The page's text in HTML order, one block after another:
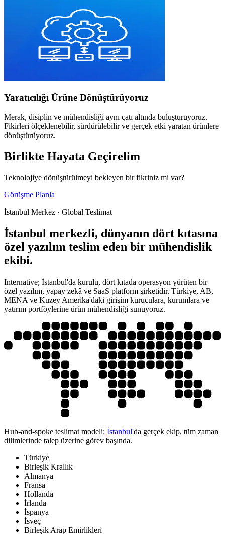
Yaratıcılığı Ürüne Dönüştürüyoruz
Merak, disiplin ve mühendisliği aynı çatı altında buluşturuyoruz.
Fikirleri ölçeklenebilir, sürdürülebilir ve gerçek etki yaratan ürünlere
dönüştürüyoruz.
Birlikte Hayata Geçirelim
Teknolojiye dönüştürülmeyi bekleyen bir fikriniz mi var?
Görüşme Planla
İstanbul Merkez · Global Teslimat
İstanbul merkezli, dünyanın dört kıtasına
özel yazılım teslim eden bir mühendislik
ekibi.
Internative; İstanbul'da kurulu, dört kıtada operasyon yürüten bir
özel yazılım, yapay zekâ ve SaaS platform şirketidir. Türkiye, AB,
MENA ve Kuzey Amerika'daki girişim kuruculara, kurumlara ve
yatırım portföylerine ürün mühendisliği sunuyoruz.
Hub-and-spoke teslimat modeli: İstanbul'da gerçek ekip, tüm zaman
dilimlerinde talep üzerine görev başında.
Türkiye
Birleşik Krallık
Almanya
Fransa
Hollanda
İrlanda
İspanya
İsveç
Birleşik Arap Emirlikleri